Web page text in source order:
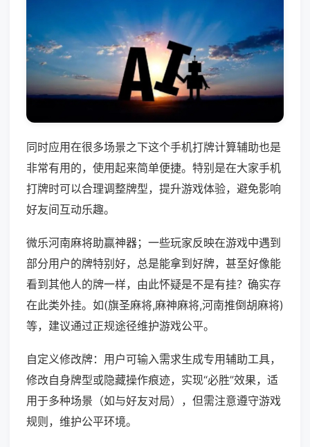
同时应用在很多场景之下这个手机打牌计算辅助也是
非常有用的，使用起来简单便捷。特别是在大家手机
打牌时可以合理调整牌型，提升游戏体验，避免影响
好友间互动乐趣。
微乐河南麻将助赢神器；一些玩家反映在游戏中遇到
部分用户的牌特别好，总是能拿到好牌，甚至好像能
看到其他人的牌一样，由此怀疑是不是有挂？确实存
在此类外挂。如(旗圣麻将,麻神麻将,河南推倒胡麻将)
等，建议通过正规途径维护游戏公平。
自定义修改牌：用户可输入需求生成专用辅助工具，
修改自身牌型或隐藏操作痕迹，实现“必胜”效果，适
用于多种场景（如与好友对局），但需注意遵守游戏
规则，维护公平环境。